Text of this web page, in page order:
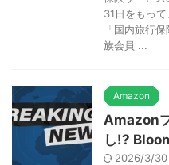
31日をもっ
「国内旅行
族会員 ...
Amazon
Amazon
し!?
2026/3/30